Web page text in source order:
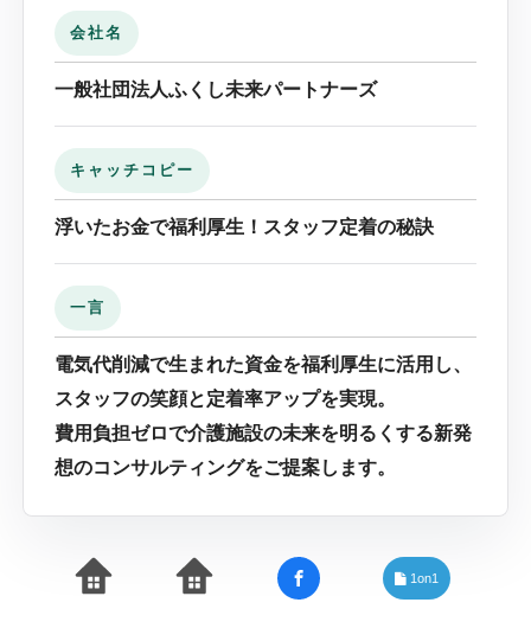
会社名
一般社団法人ふくし未来パートナーズ
キャッチコピー
浮いたお金で福利厚生！スタッフ定着の秘訣
一言
電気代削減で生まれた資金を福利厚生に活用し、
スタッフの笑顔と定着率アップを実現。
費用負担ゼロで介護施設の未来を明るくする新発
想のコンサルティングをご提案します。
1on1